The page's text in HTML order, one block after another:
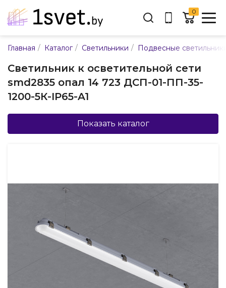
Адрес:
ул. Каменногорская, 45
Время работы:
Пн-пт с 9:00 до 17:30
E-mail:
+375(29) 361-04-00
0
Главная / Каталог / Светильники / Подвесные
Светильник к осветительной сети
smd2835 опал 14 723 ДСП-01-ПП-35-
1200-5К-IP65-A1
Показать каталог